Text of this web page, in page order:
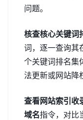
问题。
核查核心关键词
词，逐一查询其
个关键词排名集
法更新或网站降
查看网站索引收
域名指令，对比